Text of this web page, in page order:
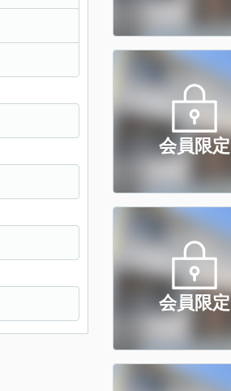
会員限定
会員限定